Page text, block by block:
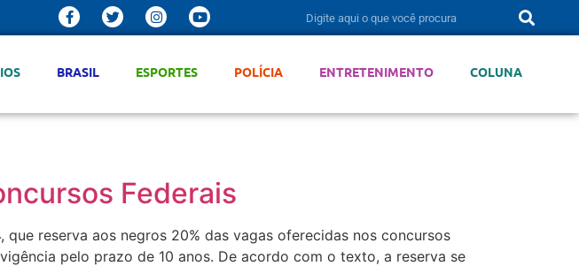
BRASIL ESPORTES POLÍCIA ENTRETENIMENTO COLUNA
Federais
reserva aos negros 20% das vagas oferecidas nos concursos
pelo prazo de 10 anos. De acordo com o texto, a reserva se